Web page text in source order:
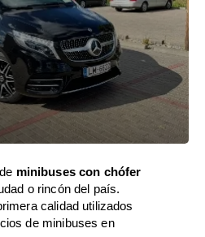
minibuses con chófer
o rincón del país.
calidad utilizados
de minibuses en